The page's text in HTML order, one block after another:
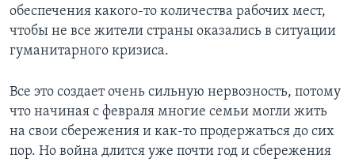
обеспечения какого-то количества рабочих мест,
чтобы не все жители страны оказались в ситуации
гуманитарного кризиса.
Все это создает очень сильную нервозность, потому
что начиная с февраля многие семьи могли жить
на свои сбережения и как-то продержаться до сих
пор. Но война длится уже почти год и сбережения